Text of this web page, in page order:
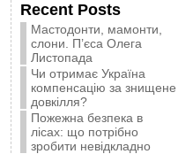
Recent Posts
Мастодонти, мамонти,
слони. П’єса Олега
Листопада
Чи отримає Україна
компенсацію за знищене
довкілля?
Пожежна безпека в
лісах: що потрібно
зробити невідкладно